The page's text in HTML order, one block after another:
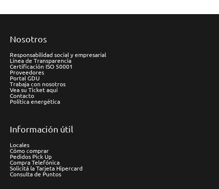
Nosotros
Responsabilidad social y empresarial
Línea de Transparencia
Certificación ISO 50001
Proveedores
Portal GDU
Trabaja con nosotros
Vea su Ticket aquí
Contacto
Política energética
Información útil
Locales
Cómo comprar
Pedidos Pick Up
Compra Telefónica
Solicitá la Tarjeta Hipercard
Consulta de Puntos